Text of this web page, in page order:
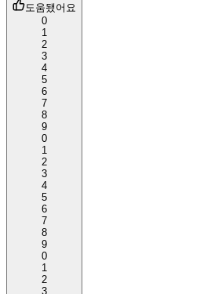
도움됐어요
0
1
2
3
4
5
6
7
8
9
0
1
2
3
4
5
6
7
8
9
0
1
2
3